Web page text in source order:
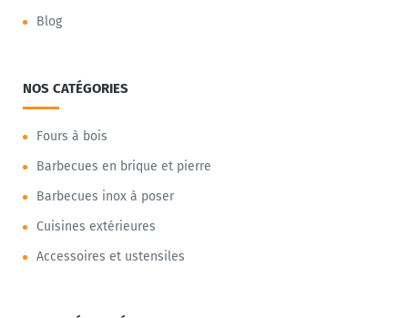
Blog
NOS CATÉGORIES
Fours à bois
Barbecues en brique et pierre
Barbecues inox à poser
Cuisines extérieures
Accessoires et ustensiles